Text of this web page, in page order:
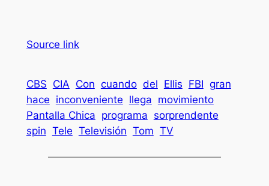
Source link
CBS CIA Con cuando del Ellis FBI gran
hace inconveniente llega movimiento
Pantalla Chica programa sorprendente
spin Tele Televisión Tom TV